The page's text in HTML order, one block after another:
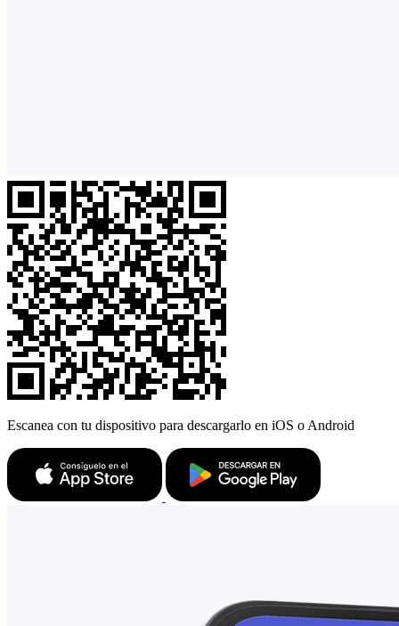
Escanea con tu dispositivo para descargarlo en iOS o Android